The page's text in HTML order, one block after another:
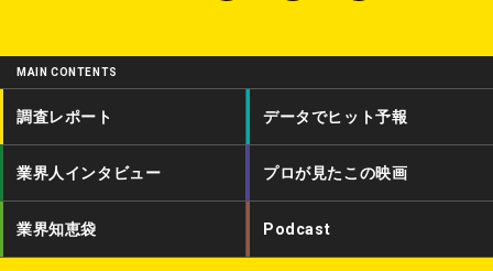
i
t
c
e
b
o
o
d
a
s
MAIN CONTENTS
調査レポート データでヒット予報
業界人インタビュー プロが見たこの映画
業界知恵袋 Podcast